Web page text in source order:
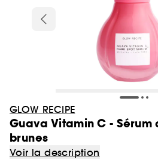
GLOW RECIPE
Guava Vitamin C -
brunes
Voir la description